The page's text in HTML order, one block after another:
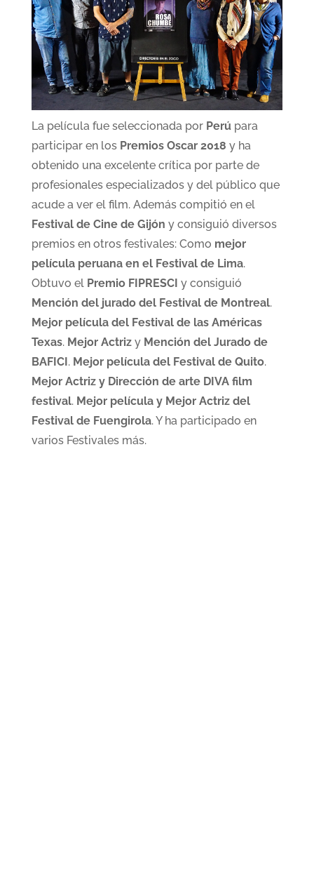
La película fue seleccionada por Perúpara
participar en los Premios Oscar 2018 y ha
obtenido una excelente crítica por parte de
profesionales especializados y del público que
acude a ver el film. Además compitió en el
Festival de Cine de Gijón y consiguió diversos
premios en otros festivales: Como mejor
película peruana en el Festival de Lima.
Obtuvo el Premio FIPRESCI y consiguió
Mención del jurado del Festival de Montreal.
Mejor película del Festival de las Américas
Texas.Mejor Actrizy Mención del Jurado de
BAFICI. Mejor película del Festival de Quito.
Mejor Actriz y Dirección de arte DIVA film
festival. Mejor película y Mejor Actriz del
Festival de Fuengirola. Y ha participado en
varios Festivales más.